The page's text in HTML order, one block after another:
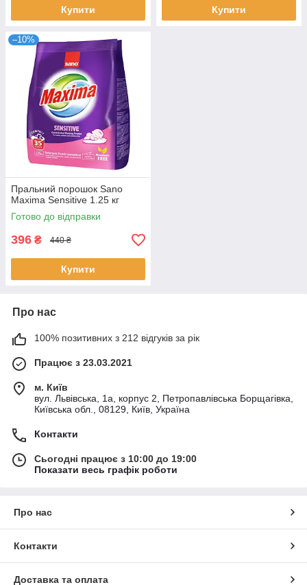
Купити Купити
–10%
Пральний порошок Sano
Maxima Sensitive 1.25 кг
Готово до відправки
396 ₴ 440 ₴
Купити
Про нас
100% позитивних з 212 відгуків за рік
Працює з 23.03.2021
м. Київ
вул. Львівська, 1а, корпус 2, Петропавлівська Борщагівка,
Київська обл., 08129, Київ, Україна
Контакти
Сьогодні працює з 10:00 до 19:00
Показати весь графік роботи
Про нас
Контакти
Доставка та оплата